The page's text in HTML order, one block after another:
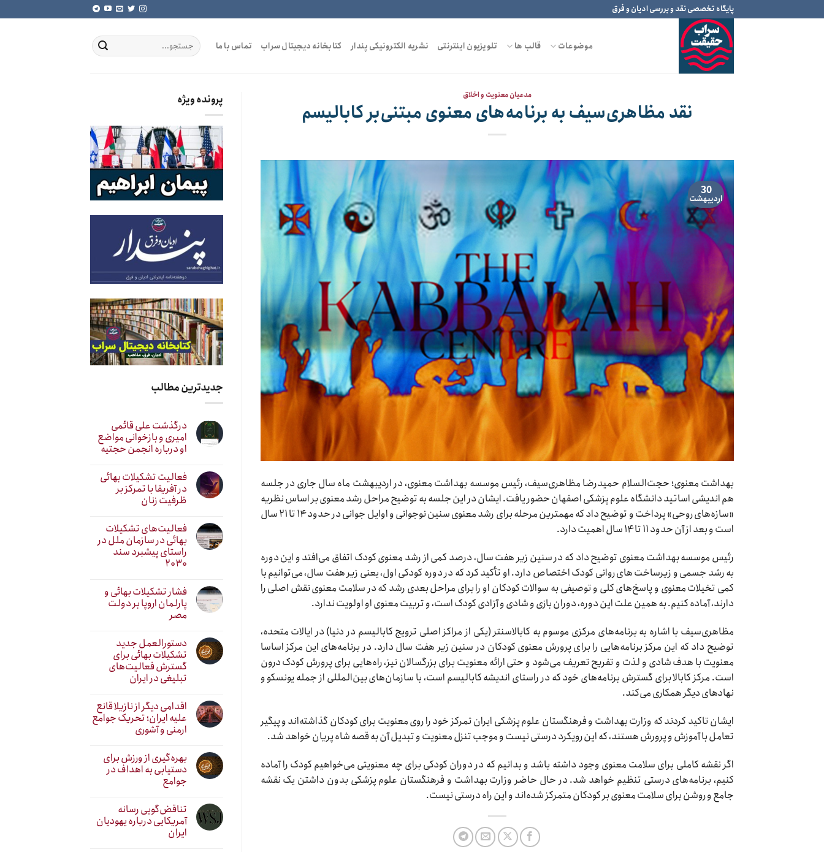
to
پایگاه تخصصی نقد و بررسی ادیان و فرق
موضوعات قالب ها تلویزیون اینترنتی نشریه الکترونیکی پندار کتابخانه دیجیتال سراب تماس با ما
مدعیان معنویت و اخلاق
نقد مظاهری‌سیف به برنامه‌های معنوی مبتنی‌بر کابالیسم
30
اردیبهشت
بهداشت معنوی؛ حجت‌السلام حمیدرضا مظاهری‌سیف، رئیس موسسه بهداشت معنوی، در اردیبهشت ماه سال جاری در جلسه
هم اندیشی اساتید دانشگاه علوم پزشکی اصفهان حضور یافت. ایشان در این جلسه به توضیح مراحل رشد معنوی بر اساس نظریه
«سازه‌های روحی» پرداخت و توضیح داد که مهمترین مرحله برای رشد معنوی سنین نوجوانی و اوایل جوانی در حدود ۱۴ تا ۲۱ سال
است و بعد از آن حدود ۱۱ تا ۱۴ سال اهمیت دارد.
رئیس موسسه بهداشت معنوی توضیح داد که در سنین زیر هفت سال، درصد کمی از رشد معنوی کودک اتفاق می‌افتد و این دوره
به رشد جسمی و زیرساخت های روانی کودک اختصاص دارد. او تأکید کرد که در دوره کودکی اول، یعنی زیر هفت سال، می‌توانیم با
کمی تخیلات معنوی و پاسخ‌های کلی و توصیفی به سوالات کودکان او را برای مراحل بعدی رشد که در سلامت معنوی نقش اصلی را
دارند، آماده کنیم. به همین علت این دوره، دوران بازی و شادی و آزادی کودک است، و تربیت معنوی او اولویت ندارد.
مظاهری‌سیف با اشاره به برنامه‌های مرکزی موسوم به کابالاسنتر (یکی از مراکز اصلی ترویج کابالیسم در دنیا) در ایالات متحده،
توضیح داد که این مرکز برنامه‌هایی را برای پرورش معنوی کودکان در سنین زیر هفت سال دارد. در برنامه‌های این مرکز اساسا
معنویت با هدف شادی و لذت و تفریح تعریف می‌شود و حتی ارائه معنویت برای بزرگسالان نیز، راه‌هایی برای پرورش کودک درون
است. مرکز کابالا برای گسترش برنامه‌های خود که در راستای اندیشه کابالیسم است، با سازمان‌های بین‌المللی از جمله یونسکو و
نهادهای دیگر همکاری می‌کند.
ایشان تاکید کردند که وزارت بهداشت و فرهنگستان علوم پزشکی ایران تمرکز خود را روی معنویت برای کودکان گذاشته‌اند و پیگیر
تعامل با آموزش و پرورش هستند، که این رویکرد درستی نیست و موجب تنزل معنویت و تبدیل آن به قصه شاه پریان خواهد شد.
اگر نقشه کاملی برای سلامت معنوی وجود داشته باشد و بدانیم که در دوران کودکی برای چه معنویتی می‌خواهیم کودک را آماده
کنیم، برنامه‌های درستی تنظیم خواهد شد. در حال حاضر وزارت بهداشت و فرهنگستان علوم پزشکی بدون داشتن یک نقشه
جامع و روشن برای سلامت معنوی بر کودکان متمرکز شده‌اند و این راه درستی نیست.
پرونده ویژه
جدیدترین مطالب
درگذشت علی قائمی
امیری و بازخوانی مواضع
او درباره انجمن حجتیه
فعالیت تشکیلات بهائی
در آفریقا با تمرکز بر
ظرفیت زنان
فعالیت‌های تشکیلات
بهائی در سازمان ملل در
راستای پیشبرد سند
۲۰۳۰
فشار تشکیلات بهائی و
پارلمان اروپا بر دولت
مصر
دستورالعمل جدید
تشکیلات بهائی برای
گسترش فعالیت‌های
تبلیغی در ایران
اقدامی دیگر از نازیلا قانع
علیه ایران؛ تحریک جوامع
ارمنی و آشوری
بهره‌گیری از ورزش برای
دستیابی به اهداف در
جوامع
تناقض‌گویی رسانه
آمریکایی درباره یهودیان
ایران